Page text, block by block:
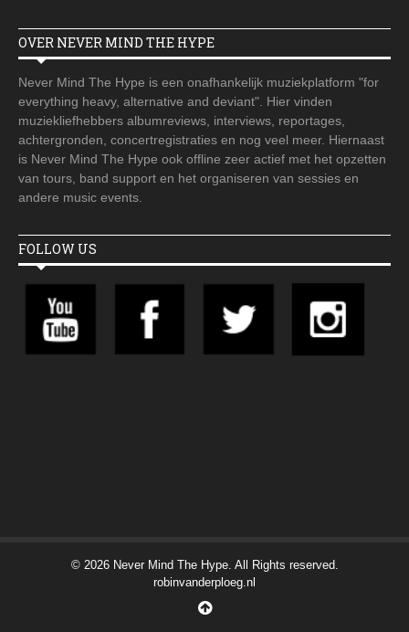
OVER NEVER MIND THE HYPE
Never Mind The Hype is een onafhankelijk muziekplatform "for
everything heavy, alternative and deviant". Hier vinden
muziekliefhebbers albumreviews, interviews, reportages,
achtergronden, concertregistraties en nog veel meer. Hiernaast
is Never Mind The Hype ook offline zeer actief met het opzetten
van tours, band support en het organiseren van sessies en
andere music events.
FOLLOW US
© 2026 Never Mind The Hype. All Rights reserved.
robinvanderploeg.nl